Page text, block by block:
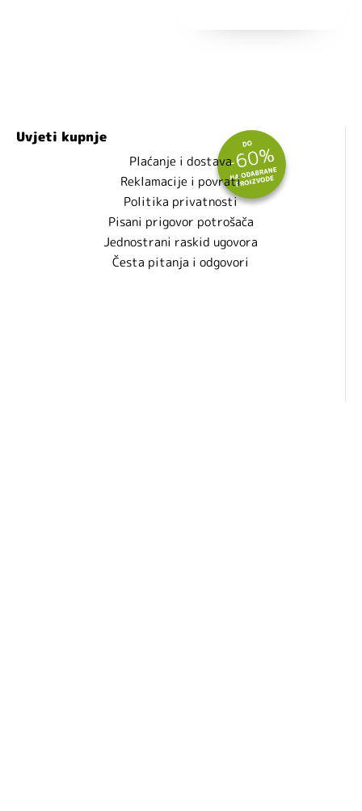
Uvjeti kupnje
Plaćanje i dostava
Reklamacije i povrati
Politika privatnosti
Pisani prigovor potrošača
Jednostrani raskid ugovora
Česta pitanja i odgovori